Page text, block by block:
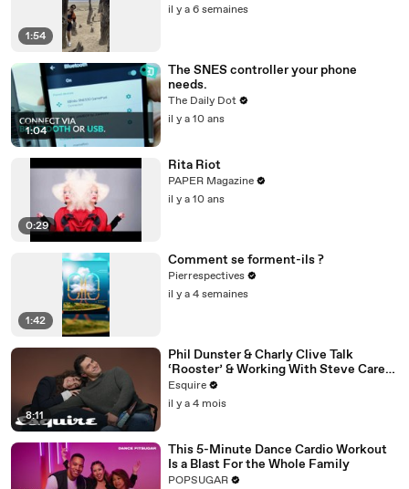
1:54
il y a 6 semaines
1:04
The SNES controller your phone
needs.
The Daily Dot
il y a 10 ans
0:29
Rita Riot
PAPER Magazine
il y a 10 ans
1:42
Comment se forment-ils ?
Pierrespectives
il y a 4 semaines
8:11
Phil Dunster & Charly Clive Talk
‘Rooster’ & Working With Steve Carell
| Inquiring Minds | Esquire
Esquire
il y a 4 mois
This 5-Minute Dance Cardio Workout
Is a Blast For the Whole Family
POPSUGAR